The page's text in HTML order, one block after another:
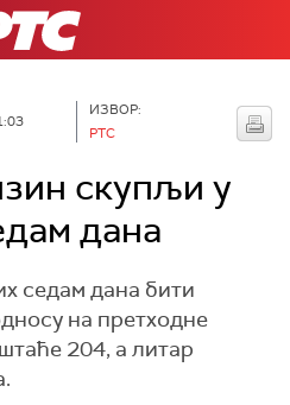
ИЗВОР:
РТС
скупљи у
дана
седам дана бити
на претходне
204, а литар